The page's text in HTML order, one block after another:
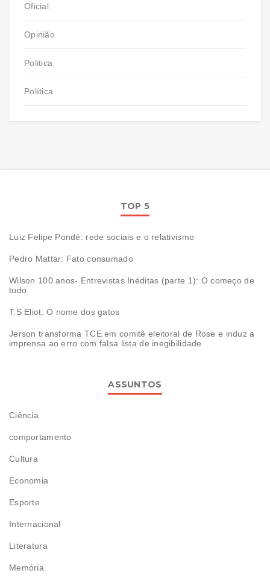
Oficial
Opinião
Politica
Política
TOP 5
Luiz Felipe Pondé: rede sociais e o relativismo
Pedro Mattar: Fato consumado
Wilson 100 anos- Entrevistas Inéditas (parte 1): O começo de
tudo
T.S Eliot: O nome dos gatos
Jerson transforma TCE em comitê eleitoral de Rose e induz a
imprensa ao erro com falsa lista de inegibilidade
ASSUNTOS
Ciência
comportamento
Cultura
Economia
Esporte
Internacional
Literatura
Memória